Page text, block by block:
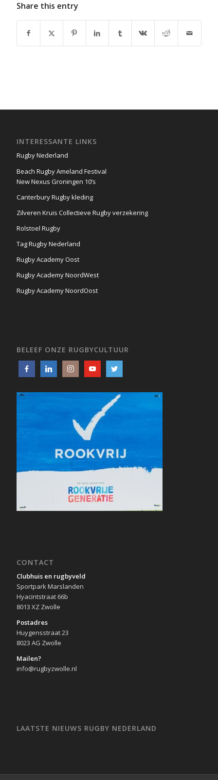
Share this entry
INTERESSANTE LINKS
Rugby Nederland
Beach Rugby Ameland Festival
New Nexus Groningen 10’s
Canterbury Rugby kleding
Zilveren Kruis Collectieve Rugby verzekering
Rolstoel Rugby
Tag Rugby Nederland
Rugby Academy Oost
Rugby Academy NoordWest
Rugby Academy NoordOost
BELEEF ONZE RUGBYCULTUUR
CONTACT
Clubhuis en rugbyveld
Sportpark Marslanden
Hyacintstraat 66b
8013 XZ Zwolle
Postadres
Huygensstraat 23
8023 AG Zwolle
Mailen?
info@rugbyzwolle.nl
LAATSTE NIEUWS RUGBY NEDERLAND